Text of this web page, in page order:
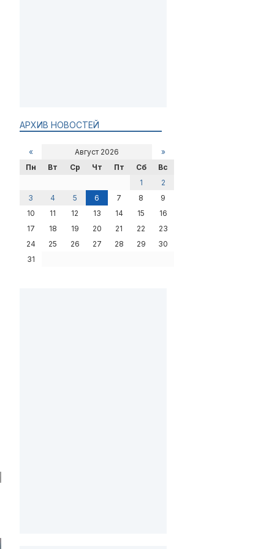
АРХИВ НОВОСТЕЙ
« Август 2026
»
Пн
Вт Ср Чт Пт Сб
Вс
1
2
3
4 5 6 7 8
9
10
11 12 13 14 15
16
17
18 19 20 21 22
23
24
25 26 27 28 29
30
31